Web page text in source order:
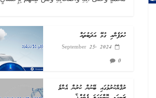
ހުވަފެނާއި ގުޅޭ އަދަބުތައް
September 25, 2024
0
ރުޤްޔާކުރުމުގައި ބޭނުން ކުރުން އެންމެ